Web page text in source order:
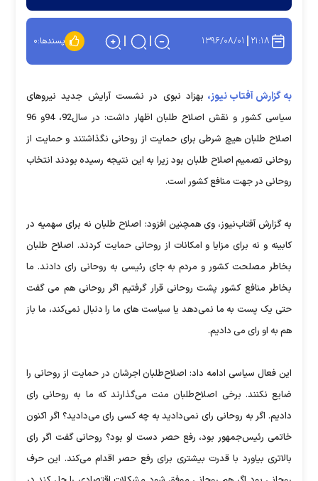
۲۱:۱۸ ۱۳۹۶/۰۸/۰۱ پسندها:۰
به گزارش آفتاب نیوز، بهزاد نبوی در نشست آرایش جدید نیروهای
سیاسی کشور و نقش اصلاح طلبان اظهار داشت: در سال92، 94و 96
اصلاح طلبان هیچ شرطی برای حمایت از روحانی نگذاشتند و حمایت از
روحانی تصمیم اصلاح طلبان بود زیرا به این نتیجه رسیده بودند انتخاب
روحانی در جهت منافع کشور است.
به گزارش آفتاب‌نیوز، وی همچنین افزود: اصلاح طلبان نه برای سهمیه در
کابینه و نه برای مزایا و امکانات از روحانی حمایت کردند. اصلاح طلبان
بخاطر مصلحت کشور و مردم به جای رئیسی به روحانی رای دادند. ما
بخاطر منافع کشور پشت روحانی قرار گرفتیم اگر روحانی هم می گفت
حتی یک پست به ما نمی‌دهد یا سیاست های ما را دنبال نمی‌کند، ما باز
هم به او رای می دادیم.
این فعال سیاسی ادامه داد: اصلاح‌طلبان اجرشان در حمایت از روحانی را
ضایع نکنند. برخی اصلاح‌طلبان منت می‌گذارند که ما به روحانی رای
دادیم. اگر به روحانی رای نمی‌دادید به چه کسی رای می‌دادید؟ اگر اکنون
خاتمی رئیس‌جمهور بود، رفع حصر دست او بود؟ روحانی گفت اگر رای
بالاتری بیاورد با قدرت بیشتری برای رفع حصر اقدام می‌کند. این حرف